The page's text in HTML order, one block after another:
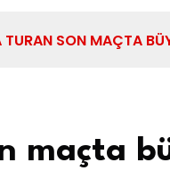
TURAN SON MAÇTA
maçta